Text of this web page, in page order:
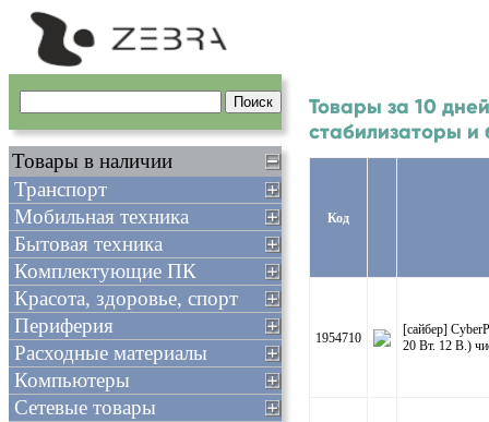
Товары за 10
стабилизаторы и
Код
1954710
[сайбер]
20 Вт. 12 В.)
Товары в наличии
Транспорт
Мобильная техника
Бытовая техника
Комплектующие ПК
Красота, здоровье, спорт
Периферия
Расходные материалы
Компьютеры
Сетевые товары